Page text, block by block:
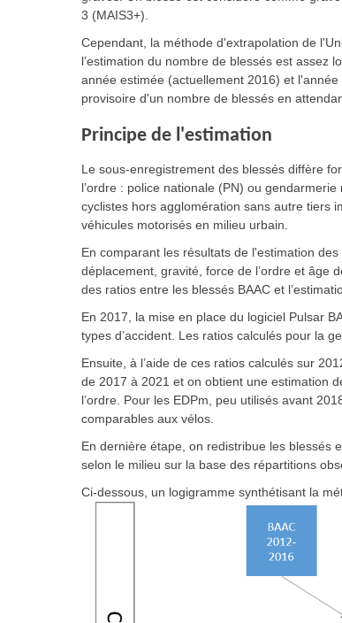
3 (MAIS3+).
Cependant, la méthode d'extrapolation de
l’estimation du nombre de blessés est assez
année estimée (actuellement 2016) et l'année
provisoire d'un nombre de blessés en
Principe de l'estimation
Le sous-enregistrement des blessés diffère
l’ordre : police nationale (PN) ou
cyclistes hors agglomération sans autre tiers
véhicules motorisés en milieu urbain.
En comparant les résultats de l'estimation
déplacement, gravité, force de l’ordre et âge
des ratios entre les blessés BAAC et
En 2017, la mise en place du logiciel Pulsar
types d’accident. Les ratios calculés pour la
Ensuite, à l’aide de ces ratios calculés sur
de 2017 à 2021 et on obtient une estimation
l’ordre. Pour les EDPm, peu utilisés avant
comparables aux vélos.
En dernière étape, on redistribue les blessés
selon le milieu sur la base des répartitions
Ci-dessous, un logigramme synthétisant la